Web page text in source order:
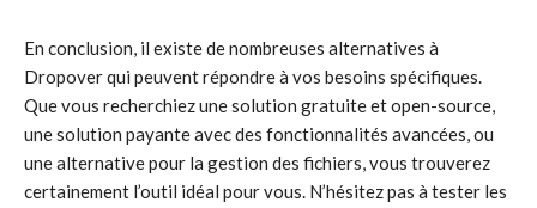
En conclusion, il existe de nombreuses alternatives à
Dropover qui peuvent répondre à vos besoins spécifiques.
Que vous recherchiez une solution gratuite et open-source,
une solution payante avec des fonctionnalités avancées, ou
une alternative pour la gestion des fichiers, vous trouverez
certainement l’outil idéal pour vous. N’hésitez pas à tester les